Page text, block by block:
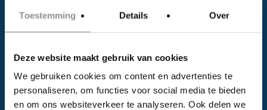
Toestemming Details Over
Deze website maakt gebruik van cookies
We gebruiken cookies om content en advertenties te
personaliseren, om functies voor social media te bieden
en om ons websiteverkeer te analyseren. Ook delen we
Facebook
Instagram
EVENTS
Kalender